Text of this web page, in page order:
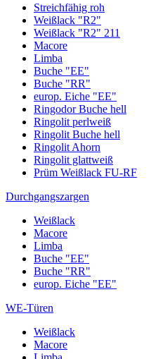
Streichfähig roh
Weißlack "R2"
Weißlack "R2" 211
Macore
Limba
Buche "EE"
Buche "RR"
europ. Eiche "EE"
Ringodor Buche hell
Ringolit perlweiß
Ringolit Buche hell
Ringolit Ahorn
Ringolit glattweiß
Prüm Weißlack FU-RF
Durchgangszargen
Weißlack
Macore
Limba
Buche "EE"
Buche "RR"
europ. Eiche "EE"
WE-Türen
Weißlack
Macore